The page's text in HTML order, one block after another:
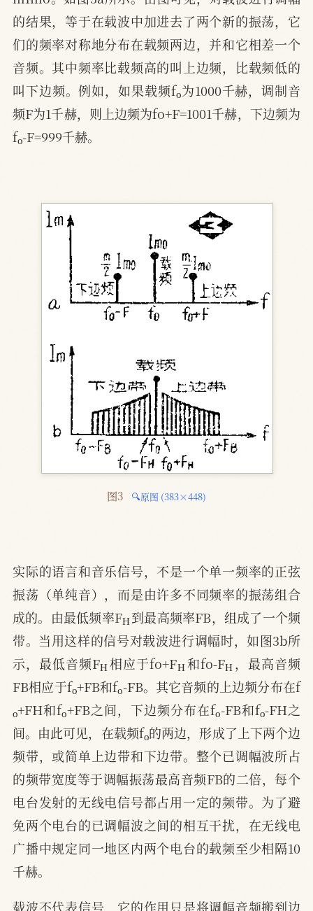
的结果，等于在载波中加进去了两个新的振荡，它
们的频率对称地分布在载频两边，并和它相差一个
音频。其中频率比载频高的叫上边频，比载频低的
叫下边频。例如，如果载频fo为1000千赫，调制音
频F为1千赫，则上边频为fo+F=1001千赫，下边频为
fo-F=999千赫。
图3 🔍原图 (383×448)
实际的语言和音乐信号，不是一个单一频率的正弦
振荡（单纯音），而是由许多不同频率的振荡组合
成的。由最低频率FH到最高频率FB，组成了一个频
带。当用这样的信号对载波进行调幅时，如图3b所
示，最低音频FH相应于fo+FH和fo-FH，最高音频
FB相应于fo+FB和fo-FB。其它音频的上边频分布在f
o+FH和fo+FB之间，下边频分布在fo-FB和fo-FH之
间。由此可见，在载频fo的两边，形成了上下两个边
频带，或简单上边带和下边带。整个已调幅波所占
的频带宽度等于调幅振荡最高音频FB的二倍，每个
电台发射的无线电信号都占用一定的频带。为了避
免两个电台的已调幅波之间的相互干扰，在无线电
广播中规定同一地区内两个电台的载频至少相隔10
千赫。
载波不代表信号，它的作用只是将调幅音频搬到边